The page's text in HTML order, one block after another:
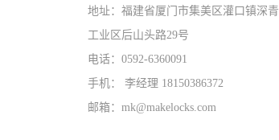
地址：福建省厦门市集美区灌口镇深青
工业区后山头路29号
电话：0592-6360091
手机： 李经理 18150386372
邮箱：mk@makelocks.com